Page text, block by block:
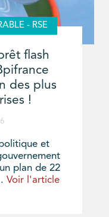
- RSE
flash
des plus
!
et
plan de 22
Voir l'article